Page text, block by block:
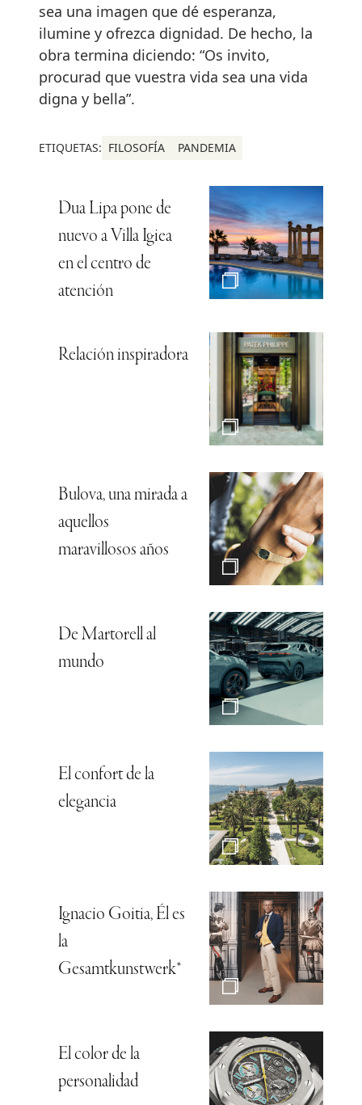
sea una imagen que dé esperanza,
ilumine y ofrezca dignidad. De hecho, la
obra termina diciendo: “Os invito,
procurad que vuestra vida sea una vida
digna y bella”.
ETIQUETAS: FILOSOFÍA PANDEMIA
Dua Lipa pone de
nuevo a Villa Igiea
en el centro de
atención
Relación inspiradora
Bulova, una mirada a
aquellos
maravillosos años
De Martorell al
mundo
El confort de la
elegancia
Ignacio Goitia, Él es
la
Gesamtkunstwerk*
El color de la
personalidad